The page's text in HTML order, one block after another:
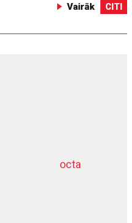
Vairāk CITI
octa
dziļurbums